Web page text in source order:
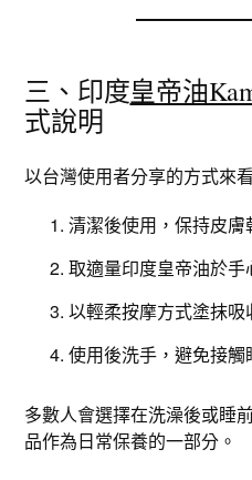
三、印度皇帝油
式說明
以台灣使用者分享的方式來
清潔後使用，保持皮膚
取適量印度皇帝油於手
以輕柔按摩方式塗抹吸
使用後洗手，避免接觸
多數人會選擇在洗澡後或睡
品作為日常保養的一部分。